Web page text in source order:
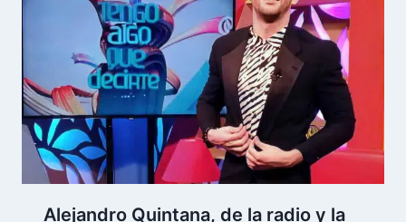
Alejandro Quintana, de la radio y la